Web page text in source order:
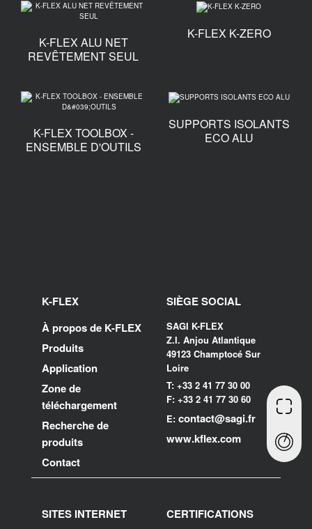
K-FLEX ALU NET
REVÊTEMENT SEUL
K-FLEX K-ZERO
K-FLEX TOOLBOX -
ENSEMBLE D'OUTILS
SUPPORTS ISOLANTS
ECO ALU
K-FLEX
À propos de K-FLEX
Produits
Application
Zone de
téléchargement
Recherche de
produits
Contact
SIÈGE SOCIAL
SAGI K-FLEX
Z.I. Anjou Atlantique
49123 Champtocé Sur
Loire
T: +33 2 41 77 30 00
F: +33 2 41 77 30 60
E: contact@sagi.fr
www.kflex.com
SITES INTERNET
CERTIFICATIONS